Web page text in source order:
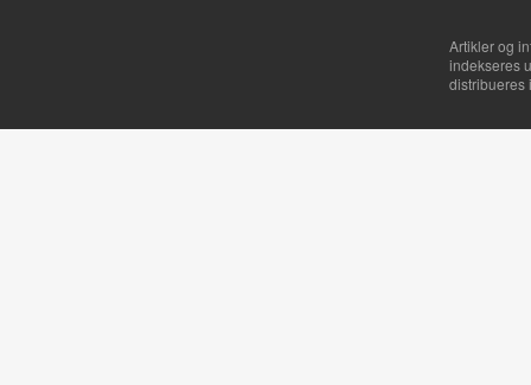
Artikler og
indekseres
distribueres